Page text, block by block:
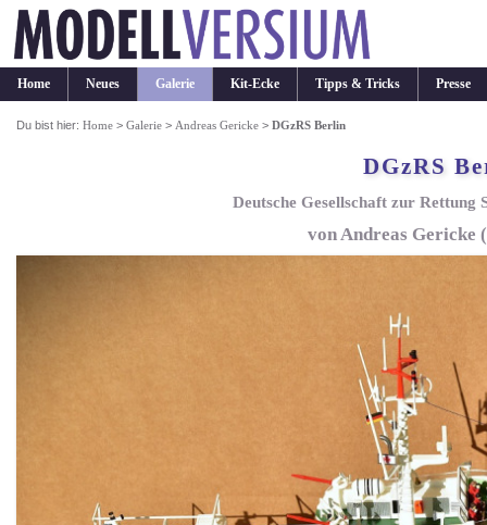
Home Neues Galerie Kit-Ecke Tipps & Tricks Presse
Du bist hier:Home >Galerie > Andreas Gericke >DGzRS Berlin
DGzRS
Deutsche Gesellschaft zur Rettung
von Andreas Gericke